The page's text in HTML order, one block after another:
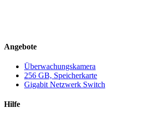
Angebote
Überwachungskamera
256 GB, Speicherkarte
Gigabit Netzwerk Switch
Hilfe